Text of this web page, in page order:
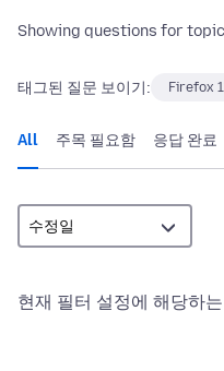
Showing questions for
태그된 질문 보이기: Firefox
All 주목 필요함 응답 완료
현재 필터 설정에 해당하